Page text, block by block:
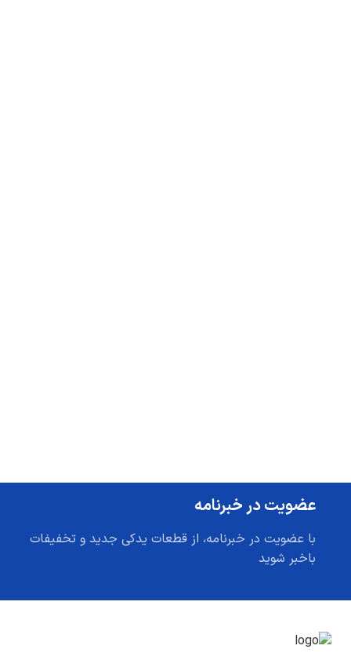
عضویت در خبرنامه
با عضویت در خبرنامه، از قطعات یدکی جدید و تخفیفات
باخبر شوید